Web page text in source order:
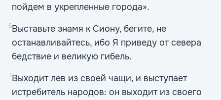
пойдем в укрепленные города».
6Выставьте знамя к Сиону, бегите, не
останавливайтесь, ибо Я приведу от севера
бедствие и великую гибель.
7Выходит лев из своей чащи, и выступает
истребитель народов: он выходит из своего